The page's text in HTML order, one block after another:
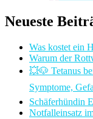
Neueste
Was kostet ein
Warum der
💥🐶 Tetanus
Symptome,
Schäferhündin
Notfalleinsatz